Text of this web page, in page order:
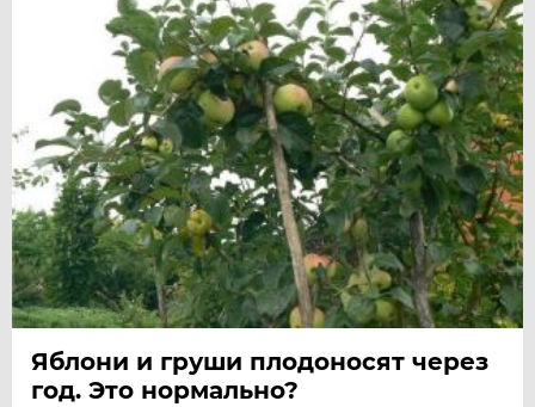
Яблони и груши плодоносят через
год. Это нормально?